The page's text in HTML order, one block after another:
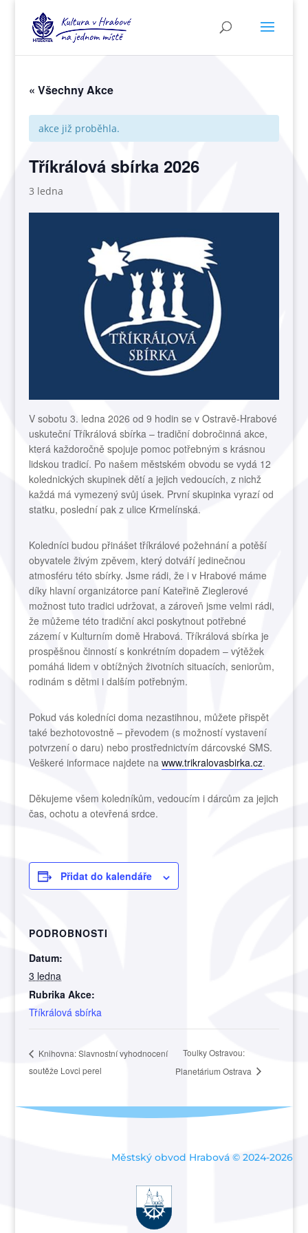
« Všechny Akce
akce již proběhla.
Tříkrálová sbírka 2026
3 ledna
V sobotu 3. ledna 2026 od 9 hodin se v Ostravě-Hrabové
uskuteční Tříkrálová sbírka – tradiční dobročinná akce,
která každoročně spojuje pomoc potřebným s krásnou
lidskou tradicí. Po našem městském obvodu se vydá 12
kolednických skupinek dětí a jejich vedoucích, z nichž
každá má vymezený svůj úsek. První skupinka vyrazí od
statku, poslední pak z ulice Krmelínská.
Koledníci budou přinášet tříkrálové požehnání a potěší
obyvatele živým zpěvem, který dotváří jedinečnou
atmosféru této sbírky. Jsme rádi, že i v Hrabové máme
díky hlavní organizátorce paní Kateřině Zieglerové
možnost tuto tradici udržovat, a zároveň jsme velmi rádi,
že můžeme této tradiční akci poskytnout potřebné
zázemí v Kulturním domě Hrabová. Tříkrálová sbírka je
prospěšnou činností s konkrétním dopadem – výtěžek
pomáhá lidem v obtížných životních situacích, seniorům,
rodinám s dětmi i dalším potřebným.
Pokud vás koledníci doma nezastihnou, můžete přispět
také bezhotovostně – převodem (s možností vystavení
potvrzení o daru) nebo prostřednictvím dárcovské SMS.
Veškeré informace najdete nawww.trikralovasbirka.cz.
Děkujeme všem koledníkům, vedoucím i dárcům za jejich
čas, ochotu a otevřená srdce.
Přidat do kalendáře
PODROBNOSTI
Datum:
3 ledna
Rubrika Akce:
Tříkrálová sbírka
Knihovna: Slavnostní vyhodnocení
soutěže Lovci perel
Toulky Ostravou:
Planetárium Ostrava
Městský obvod Hrabová © 2024-2026